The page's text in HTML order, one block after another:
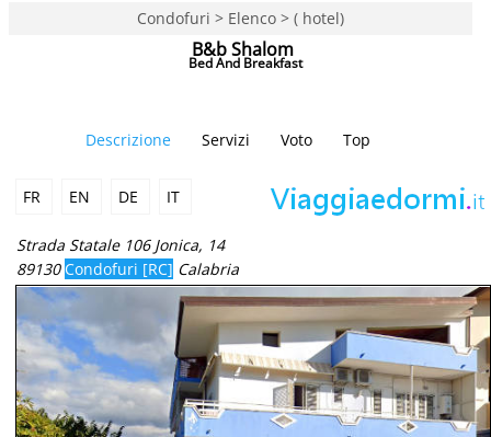
Condofuri > Elenco > ( hotel)
B&b Shalom
Bed And Breakfast
Descrizione Servizi Voto Top
FR EN DE IT
Strada Statale 106 Jonica, 14
89130Condofuri [RC] Calabria